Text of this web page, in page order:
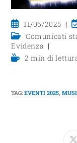
11/06/2025
Comunicati
Evidenza
2 min di
TAG:EVENTI 2025,